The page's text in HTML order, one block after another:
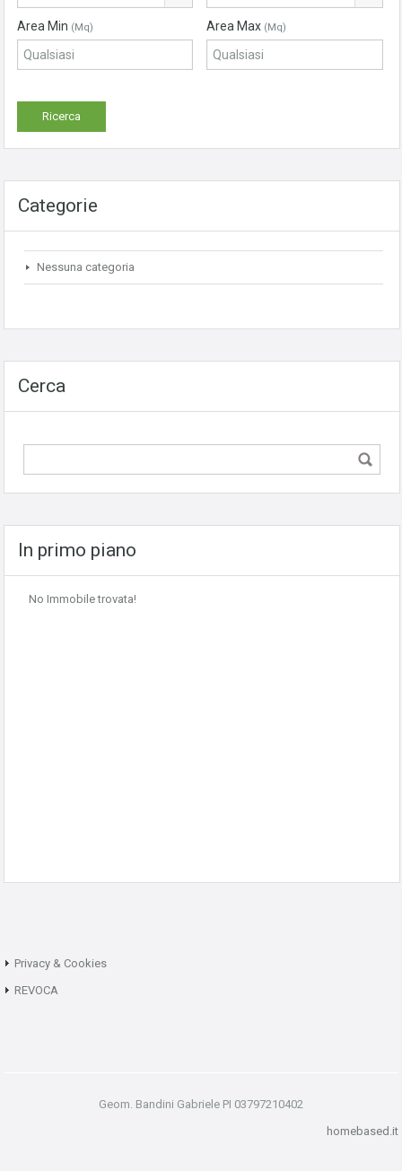
Area Min (Mq) Area Max (Mq)
Categorie
Nessuna categoria
Cerca
In primo piano
No Immobile trovata!
Privacy & Cookies
REVOCA
Geom. Bandini Gabriele PI 03797210402
homebased.it